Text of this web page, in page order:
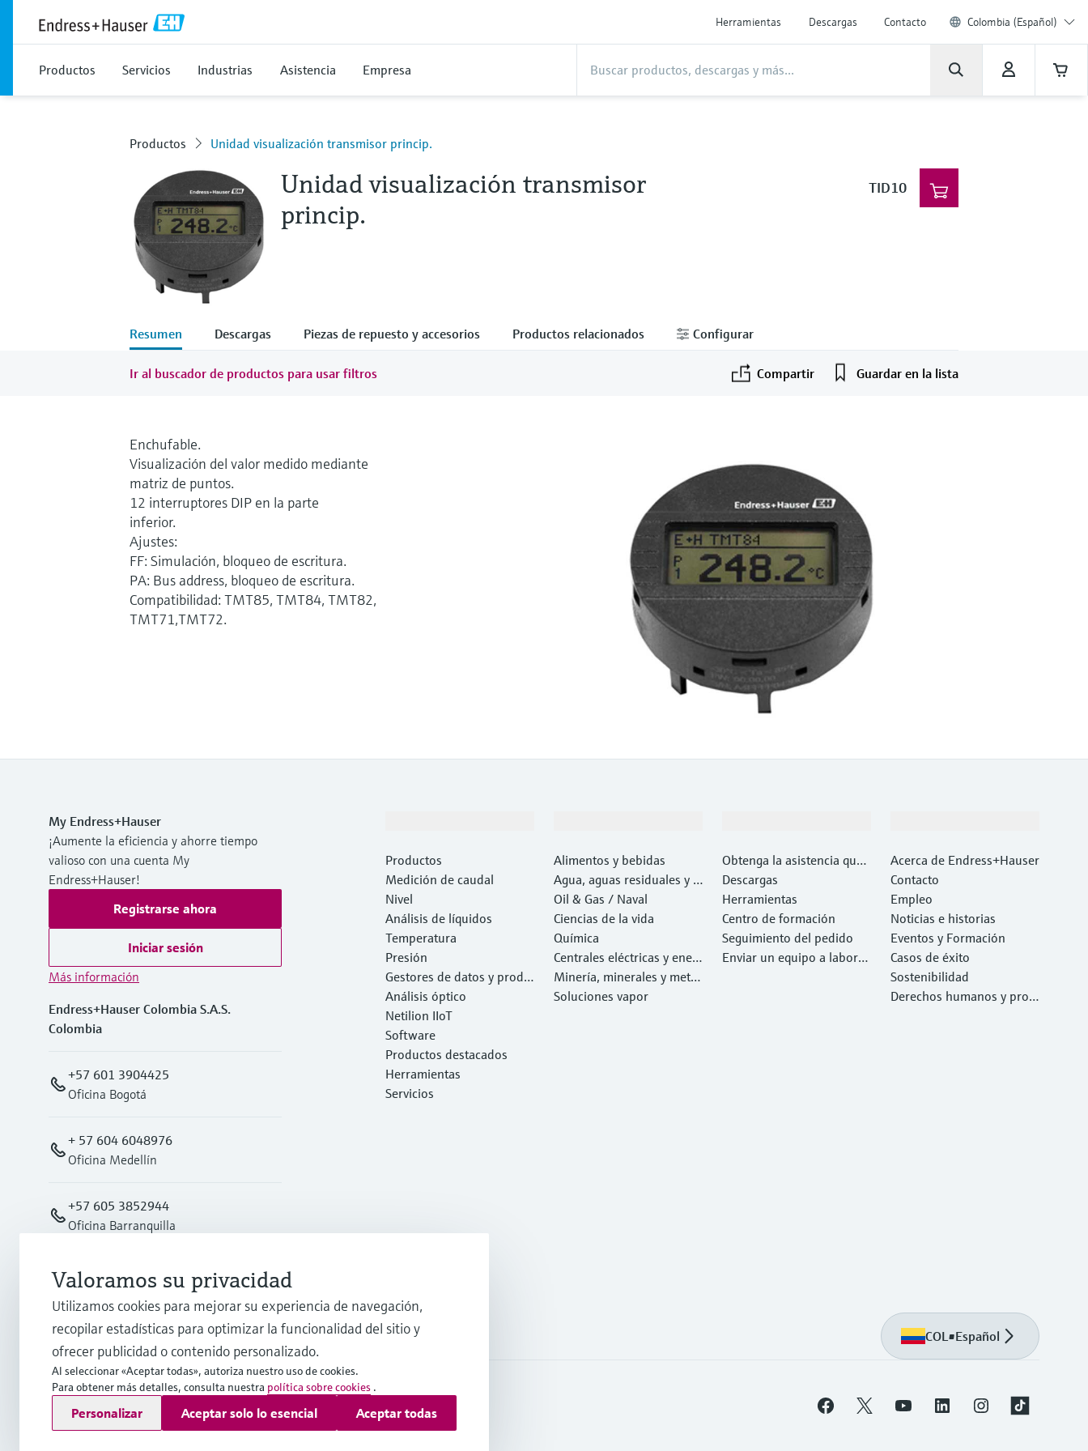
Herramientas Descargas Contacto Colombia (Español)
Productos Servicios Industrias Asistencia Empresa
Productos Unidad visualización transmisor princip.
Unidad visualización transmisor
princip.
TID10
Resumen Descargas Piezas de repuesto y accesorios Productos relacionados Configurar
Ir al buscador de productos para usar filtros Compartir Guardar en la lista
Enchufable.
Visualización del valor medido mediante
matriz de puntos.
12 interruptores DIP en la parte
inferior.
Ajustes:
FF: Simulación, bloqueo de escritura.
PA: Bus address, bloqueo de escritura.
Compatibilidad: TMT85, TMT84, TMT82,
TMT71,TMT72.
My Endress+Hauser
¡Aumente la eficiencia y ahorre tiempo
valioso con una cuenta My
Endress+Hauser!
Registrarse ahora
Iniciar sesión
Más información
Endress+Hauser Colombia S.A.S.
Colombia
+57 601 3904425
Oficina Bogotá
+ 57 604 6048976
Oficina Medellín
+57 605 3852944
Oficina Barranquilla
Oficina Cali
+57 602 4876008
info.co@endress.com
Productos
Medición de caudal
Nivel
Análisis de líquidos
Temperatura
Presión
Gestores de datos y produ
ctos de sistema
Análisis óptico
Netilion IIoT
Software
Productos destacados
Herramientas
Servicios
Alimentos y bebidas
Agua, aguas residuales y r
esiduos
Oil & Gas / Naval
Ciencias de la vida
Química
Centrales eléctricas y ener
gía
Minería, minerales y metal
es
Soluciones vapor
Obtenga la asistencia que
necesita con rapidez
Descargas
Herramientas
Centro de formación
Seguimiento del pedido
Enviar un equipo a laborat
Acerca de Endress+Hauser
Contacto
Empleo
Noticias e historias
Eventos y Formación
Casos de éxito
Sostenibilidad
Derechos humanos y prote
COL •Español
Copyright © Endress+Hauser Group Services AG
Pie editorialTérminos de usoProtección de datos
Valoramos su privacidad
Utilizamos cookies para mejorar su experiencia de navegación,
recopilar estadísticas para optimizar la funcionalidad del sitio y
ofrecer publicidad o contenido personalizado.
Al seleccionar «Aceptar todas», autoriza nuestro uso de cookies.
Para obtener más detalles, consulta nuestra política sobre cookies .
Personalizar Aceptar solo lo esencial Aceptar todas